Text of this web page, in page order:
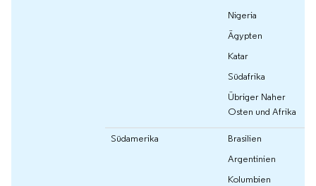
Nigeria
Ägypten
Katar
Südafrika
Übriger Naher
Osten und Afrika
Südamerika
Brasilien
Argentinien
Kolumbien